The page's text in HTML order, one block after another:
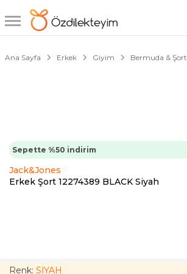
Ana Sayfa Erkek Giyim Bermuda & Şort
Sepette %50 indirim
Jack&Jones
Erkek Şort 12274389 BLACK Siyah
1/3
Renk: SİYAH